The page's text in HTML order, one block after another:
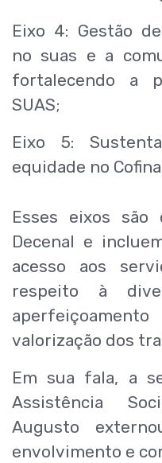
Eixo 4: Gestão
no suas e a
fortalecendo a
SUAS;
Eixo 5:
equidade no
Esses eixos
Decenal e
acesso aos
respeito à
valorização dos
Em sua fala, a
Assistência
Augusto
envolvimento e